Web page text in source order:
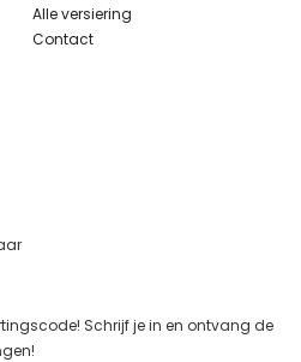
Alle versiering
Contact
Schrijf je in en ontvang de